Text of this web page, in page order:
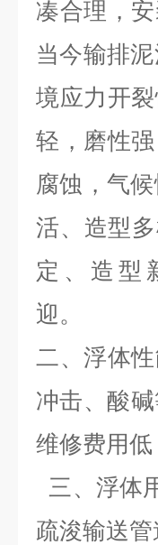
凑合理，
当今输排
境应力开
轻，磨性
腐蚀，气
活、造型
定、造型
迎。
二、浮体
冲击、
维修费
三、 浮体
疏浚输送